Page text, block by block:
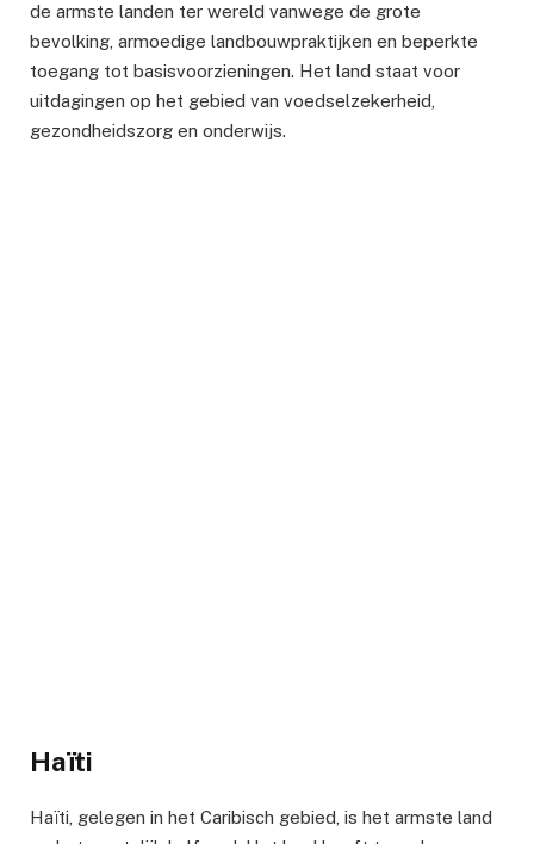
de armste landen ter wereld vanwege de grote
bevolking, armoedige landbouwpraktijken en beperkte
toegang tot basisvoorzieningen. Het land staat voor
uitdagingen op het gebied van voedselzekerheid,
gezondheidszorg en onderwijs.
Haïti
Haïti, gelegen in het Caribisch gebied, is het armste land